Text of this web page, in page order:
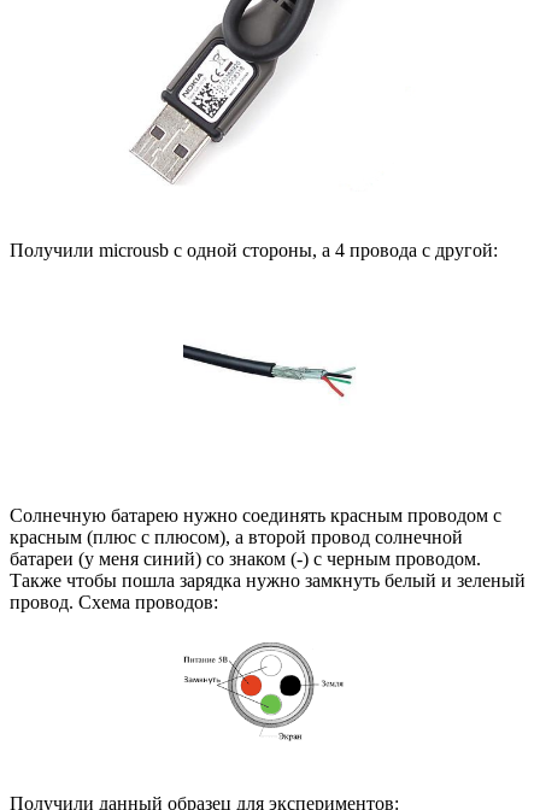
Получили microusb с одной стороны, а 4 провода с другой:
Солнечную батарею нужно соединять красным проводом с
красным (плюс с плюсом), а второй провод солнечной
батареи (у меня синий) со знаком (-) с черным проводом.
Также чтобы пошла зарядка нужно замкнуть белый и зеленый
провод. Схема проводов:
Получили данный образец для экспериментов: